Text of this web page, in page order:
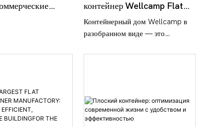
контейнер Wellcamp Flat
Pack для размещения
сотрудников в офисном
Контейнерный дом Wellcamp в
разобранном виде — это
производителя и возможность
индивидуальной настройки